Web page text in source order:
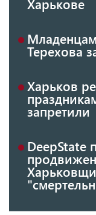
Харькове
Терехова
Харьков
запретили
DeepState